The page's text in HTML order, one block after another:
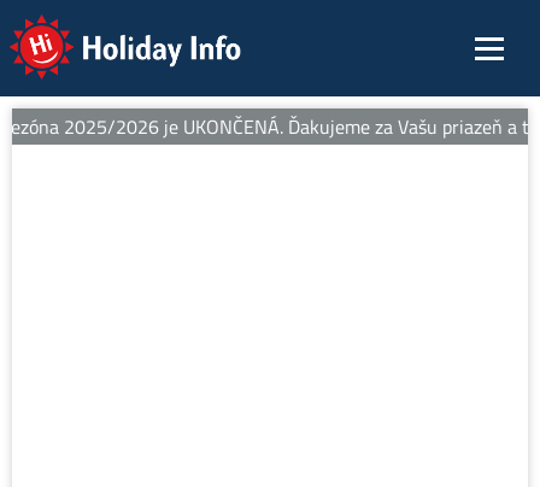
Holiday Info
2025/2026 je UKONČENÁ. Ďakujeme za Vašu priazeň a